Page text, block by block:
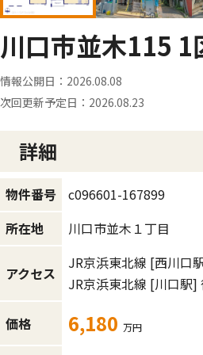
川口市並木115
情報公開日： 2026.08.08
次回更新予定日： 2026.08.23
詳細
物件番号
c096601-167899
所在地
川口市並木１丁目
アクセス
JR京浜東北線 [西川口
JR京浜東北線 [川口駅]
価格 6,180 万円